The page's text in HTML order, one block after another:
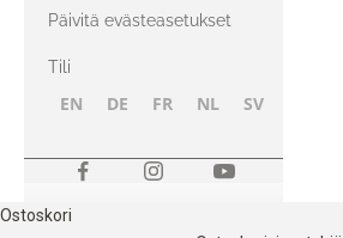
kanssa
Päivitä evästeasetukset
Tili
EN DE FR NL SV
Ostoskori